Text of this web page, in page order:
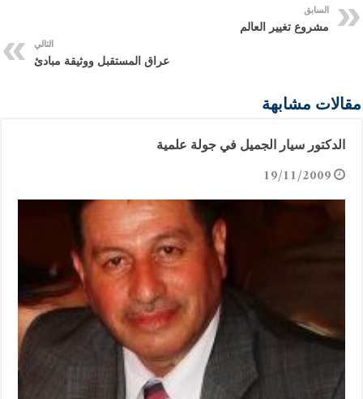
السابق
مشروع تغيير العالم
التالي
عراق المستقبل ووثيقة مبادئ
مقالات مشابهة
الدكتور سيار الجميل في جولة علمية
19/11/2009